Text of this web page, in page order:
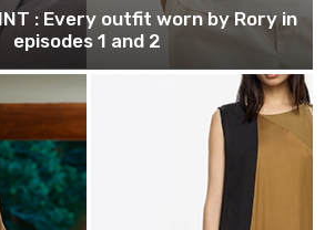
: Every outfit worn by Rory in
episodes 1 and 2